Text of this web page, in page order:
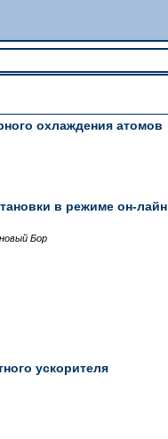
охлаждения атомов
в режиме он-лайн
Бор
ускорителя